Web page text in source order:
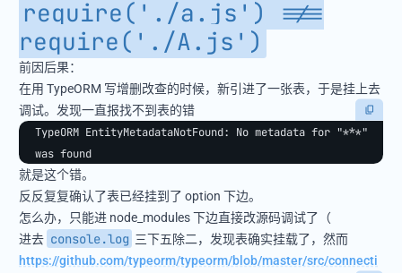
require('./a.js') !==
require('./A.js')
前因后果：
在用 TypeORM 写增删改查的时候，新引进了一张表，于是挂上去
调试。发现一直报找不到表的错
TypeORM EntityMetadataNotFound: No metadata for "***"
was found
就是这个错。
反反复复确认了表已经挂到了 option 下边。
怎么办，只能进 node_modules 下边直接改源码调试了（
进去 console.log 三下五除二，发现表确实挂载了，然而
https://github.com/typeorm/typeorm/blob/master/src/connecti